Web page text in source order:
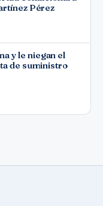
Pérez
y le niegan el
de suministro